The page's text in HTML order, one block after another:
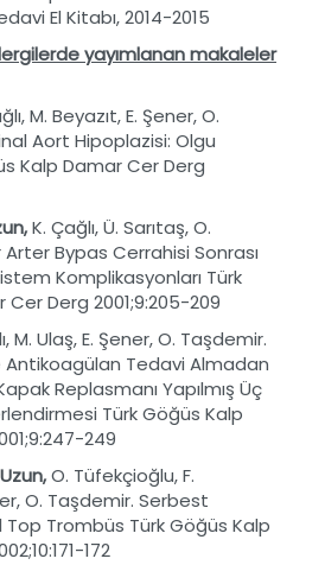
El Kitabı, 2014-2015
yayımlananmakaleler
M. Beyazıt, E. Şener, O.
Aort Hipoplazisi: Olgu
Kalp Damar Cer Derg
K. Çağlı, Ü. Sarıtaş, O.
Bypas Cerrahisi Sonrası
Komplikasyonları Türk
Derg 2001;9:205-209
M. Ulaş, E. Şener, O. Taşdemir.
Antikoagülan Tedavi Almadan
Replasmanı Yapılmış Üç
Türk Göğüs Kalp
249
O. Tüfekçioğlu, F.
O. Taşdemir. Serbest
Trombüs Türk Göğüs Kalp
172